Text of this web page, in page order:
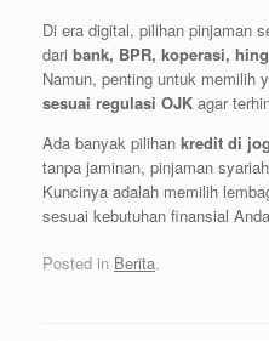
Di era digital, pilihan pinjaman
dari bank, BPR, koperasi,
Namun, penting untuk memilih
sesuai regulasi OJK agar
Ada banyak pilihan kredit di
tanpa jaminan, pinjaman
Kuncinya adalah memilih
sesuai kebutuhan finansial
Posted in Berita.